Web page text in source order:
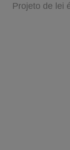
Projeto de lei